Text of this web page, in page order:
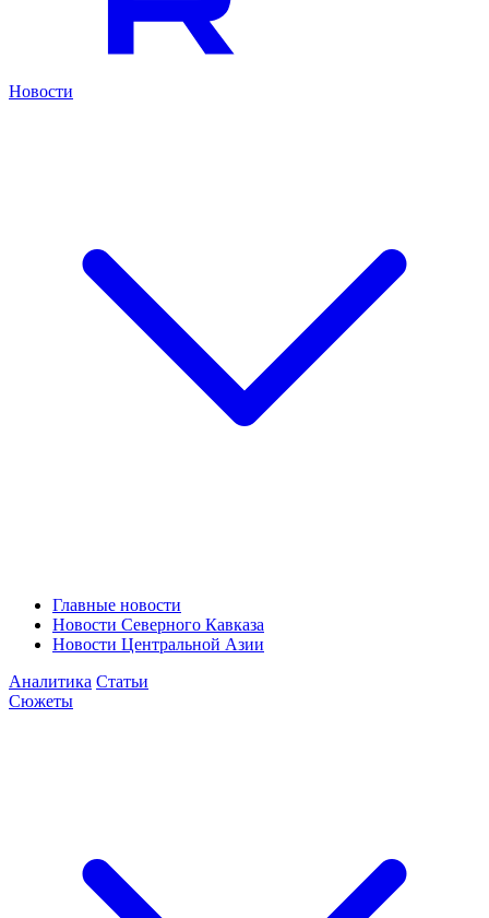
Новости
Главные новости
Новости Северного Кавказа
Новости Центральной Азии
Аналитика Статьи
Сюжеты